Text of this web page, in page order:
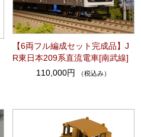
【6両フル編成セット完成品】J
R東日本209系直流電車[南武線]
110,000円
（税込み）